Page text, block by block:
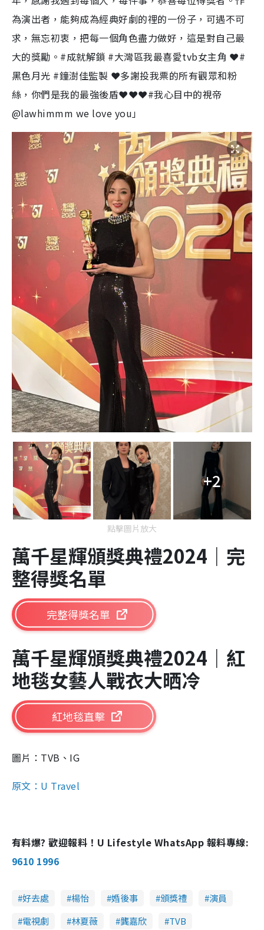
為演出者，能夠成為經典好劇的𥚃的一份子，可遇不可
求，無忘初衷，把每一個角色盡力做好，這是對自己最
大的獎勵。#成就解鎖 #大灣區我最喜愛tvb女主角 ❤️#
黑色月光 #鐘澍佳監製 ❤️多謝投我票的所有觀眾和粉
絲，你們是我的最強後盾❤️❤️❤️#我心目中的視帝
@lawhimmm we love you」
+2
點擊圖片放大
萬千星輝頒獎典禮2024｜完
整得獎名單
完整得獎名單
萬千星輝頒獎典禮2024｜紅
地毯女藝人戰衣大晒冷
紅地毯直擊
圖片：TVB、IG
原文：U Travel
有料爆? 歡迎報料！U Lifestyle WhatsApp 報料專線:
9610 1996
好去處 楊怡 婚後事 頒獎禮
演員
電視劇
林夏薇 龔嘉欣 TVB